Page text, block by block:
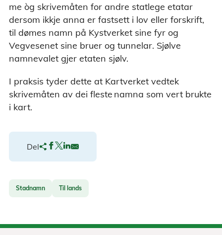
me òg skrivemåten for andre statlege etatar
dersom ikkje anna er fastsett i lov eller forskrift,
til dømes namn på Kystverket sine fyr og
Vegvesenet sine bruer og tunnelar. Sjølve
namnevalet gjer etaten sjølv.
I praksis tyder dette at Kartverket vedtek
skrivemåten av dei fleste namna som vert brukte
i kart.
Del
Stadnamn Til lands